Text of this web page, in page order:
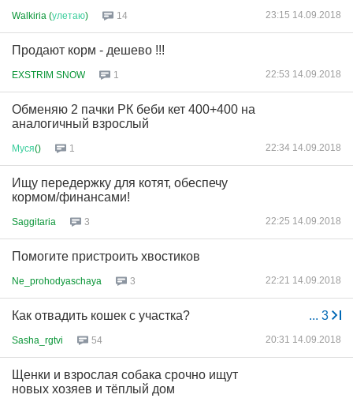
Walkiria (улетаю) 14 23:15 14.09.2018
Продают корм - дешево !!!
EXSTRIM SNOW 1 22:53 14.09.2018
Обменяю 2 пачки РК беби кет 400+400 на
аналогичный взрослый
Муся() 1 22:34 14.09.2018
Ищу передержку для котят, обеспечу
кормом/финансами!
Saggitaria 3 22:25 14.09.2018
Помогите пристроить хвостиков
Ne_prohodyaschaya 3 22:21 14.09.2018
... 3
Как отвадить кошек с участка?
Sasha_rgtvi 54 20:31 14.09.2018
Щенки и взрослая собака срочно ищут
новых хозяев и тёплый дом